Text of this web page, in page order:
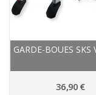
36,90 €